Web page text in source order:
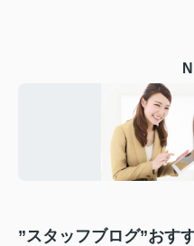
”スタッフブログ”おす